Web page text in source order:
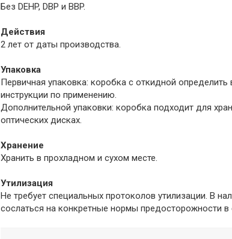
Без DEHP, DBP и BBP.
Действия
2 лет от даты производства.
Упаковка
Первичная упаковка: коробка с откидной
инструкции по применению.
Дополнительной упаковки: коробка подходит для
оптических дисках.
Хранение
Хранить в прохладном и сухом месте.
Утилизация
Не требует специальных протоколов утилизации. В
сослаться на конкретные нормы предосторожности